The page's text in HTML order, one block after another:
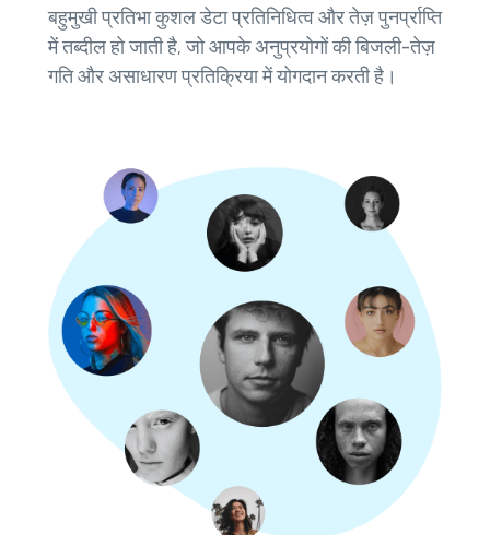
बहुमुखी प्रतिभा कुशल डेटा प्रतिनिधित्व और तेज़ पुनर्प्राप्ति
में तब्दील हो जाती है, जो आपके अनुप्रयोगों की बिजली-तेज़
गति और असाधारण प्रतिक्रिया में योगदान करती है।